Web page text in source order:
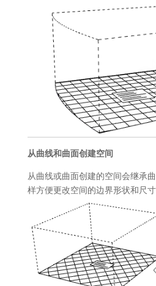
从曲线和曲面创建空间
从曲线或曲面创建的空间会继承
样方便更改空间的边界形状和尺寸